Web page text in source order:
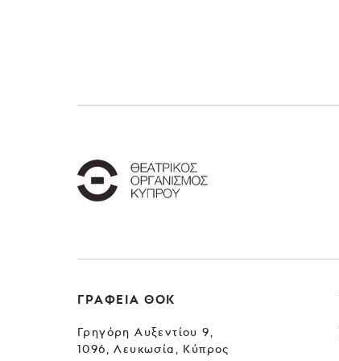
ΓΡΑΦΕΙΑ ΘΟΚ
Γρηγόρη Αυξεντίου 9,
1096, Λευκωσία, Κύπρος